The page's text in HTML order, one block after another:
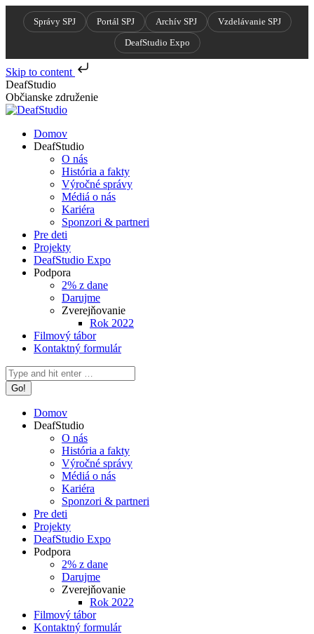
Správy SPJ Portál SPJ Archív SPJ
Vzdelávanie SPJ
DeafStudio Expo
Skip to content
Skip
to
content
DeafStudio
Občianske združenie
Domov
DeafStudio
O nás
História a fakty
Výročné správy
Médiá o nás
Kariéra
Sponzori & partneri
Pre deti
Projekty
DeafStudio Expo
Podpora
2% z dane
Darujme
Zverejňovanie
Rok 2022
Filmový tábor
Kontaktný formulár
Search:
Domov
DeafStudio
O nás
História a fakty
Výročné správy
Médiá o nás
Kariéra
Sponzori & partneri
Pre deti
Projekty
DeafStudio Expo
Podpora
2% z dane
Darujme
Zverejňovanie
Rok 2022
Filmový tábor
Kontaktný formulár